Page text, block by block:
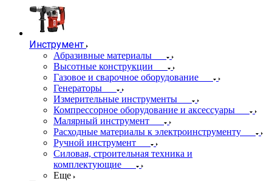
Инструмент
Абразивные материалы
Высотные конструкции
Газовое и сварочное оборудование
Генераторы
Измерительные инструменты
Компрессорное оборудование и аксессуары
Малярный инструмент
Расходные материалы к электроинструменту
Ручной инструмент
Силовая, строительная техника и
комплектующие
Еще